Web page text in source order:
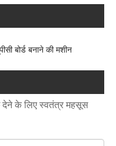
बोर्ड बनाने की मशीन
देने के लिए स्वतंत्र महसूस